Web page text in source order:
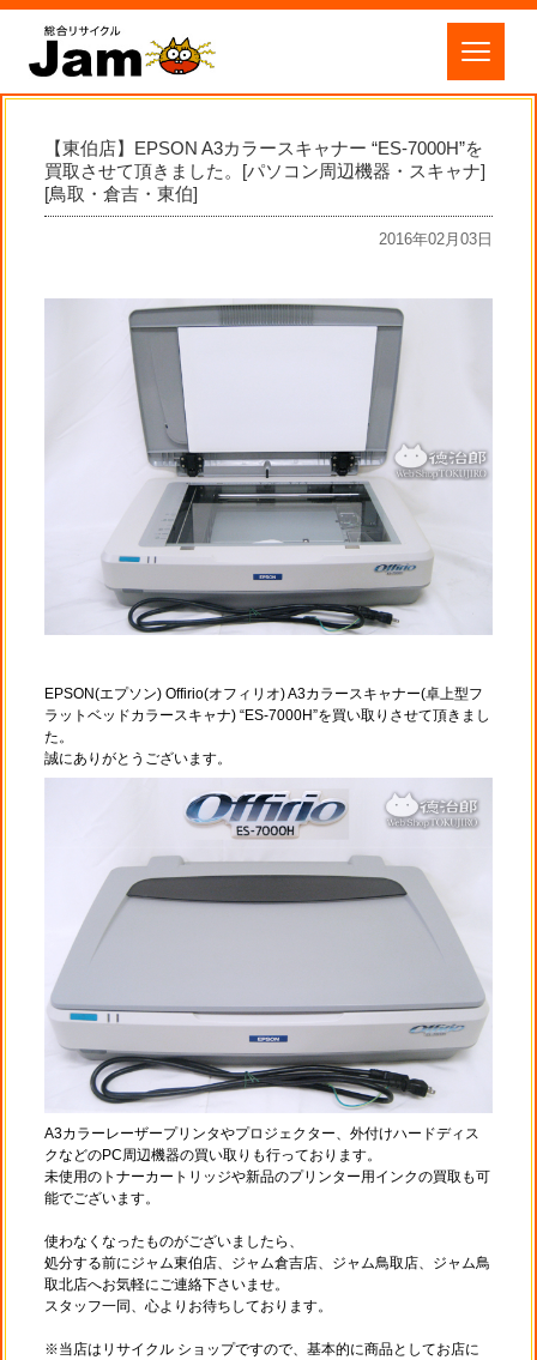
【東伯店】EPSON A3カラースキャナー “ES-7000H”を
買取させて頂きました。[パソコン周辺機器・スキャナ]
[鳥取・倉吉・東伯]
2016年02月03日
EPSON(エプソン) Offirio(オフィリオ) A3カラースキャナー(卓上型フ
ラットベッドカラースキャナ) “ES-7000H”を買い取りさせて頂きまし
た。
誠にありがとうございます。
A3カラーレーザープリンタやプロジェクター、外付けハードディス
クなどのPC周辺機器の買い取りも行っております。
未使用のトナーカートリッジや新品のプリンター用インクの買取も可
能でございます。
使わなくなったものがございましたら、
処分する前にジャム東伯店、ジャム倉吉店、ジャム鳥取店、ジャム鳥
取北店へお気軽にご連絡下さいませ。
スタッフ一同、心よりお待ちしております。
※当店はリサイクル ショップですので、基本的に商品としてお店に